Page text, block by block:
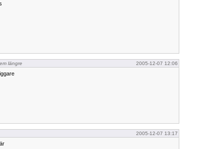
längre 2005-12-07 12:06
2005-12-07 13:17